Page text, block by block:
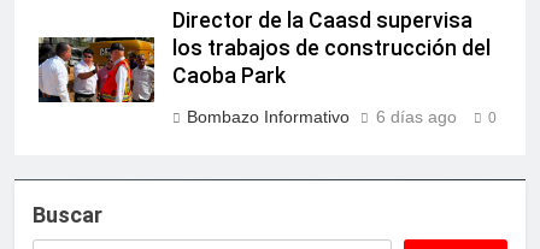
Director de la Caasd supervisa
los trabajos de construcción del
Caoba Park
Bombazo Informativo 6 días ago 0
Buscar